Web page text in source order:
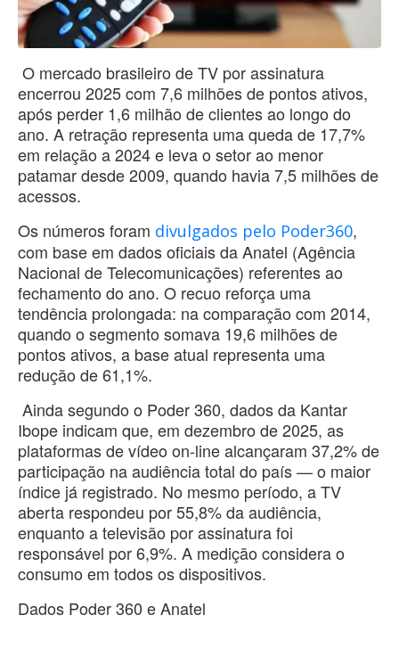
O mercado brasileiro de TV por assinatura
encerrou 2025 com 7,6 milhões de pontos ativos,
após perder 1,6 milhão de clientes ao longo do
ano. A retração representa uma queda de 17,7%
em relação a 2024 e leva o setor ao menor
patamar desde 2009, quando havia 7,5 milhões de
acessos.
Os números foram divulgados pelo Poder360,
com base em dados oficiais da Anatel (Agência
Nacional de Telecomunicações) referentes ao
fechamento do ano. O recuo reforça uma
tendência prolongada: na comparação com 2014,
quando o segmento somava 19,6 milhões de
pontos ativos, a base atual representa uma
redução de 61,1%.
Ainda segundo o Poder 360, dados da Kantar
Ibope indicam que, em dezembro de 2025, as
plataformas de vídeo on-line alcançaram 37,2% de
participação na audiência total do país — o maior
índice já registrado. No mesmo período, a TV
aberta respondeu por 55,8% da audiência,
enquanto a televisão por assinatura foi
responsável por 6,9%. A medição considera o
consumo em todos os dispositivos.
Dados Poder 360 e Anatel